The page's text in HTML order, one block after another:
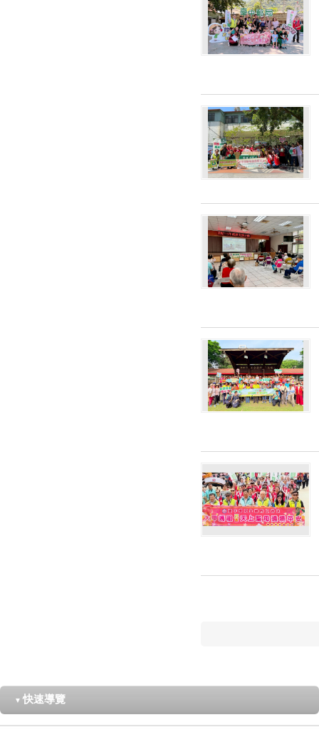
▼ 快速導覽